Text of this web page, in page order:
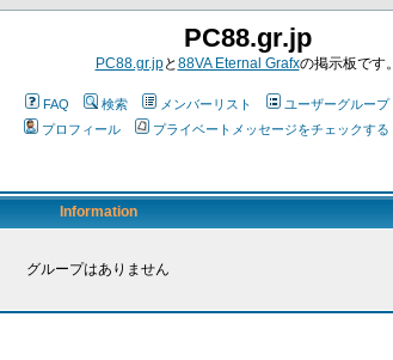
PC88.gr.jp
PC88.gr.jpと88VA Eternal Grafxの掲示板です。
FAQ 検索 メンバーリスト ユーザーグループ
プロフィール
プライベートメッセージをチェックする
Information
グループはありません